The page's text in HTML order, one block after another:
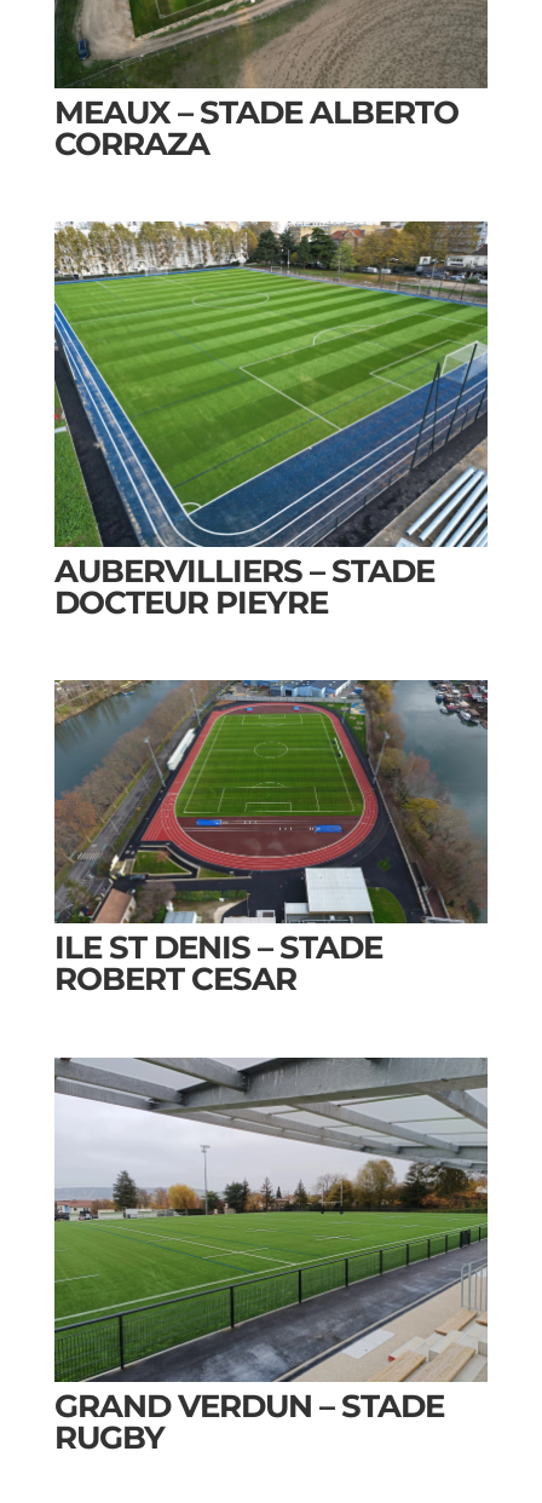
MEAUX – STADE ALBERTO
CORRAZA
AUBERVILLIERS – STADE
DOCTEUR PIEYRE
ILE ST DENIS – STADE
ROBERT CESAR
GRAND VERDUN – STADE
RUGBY